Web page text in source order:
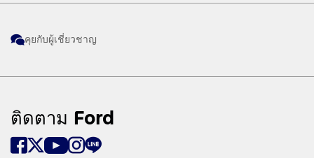
คุยกับผู้เชี่ยวชาญ
ติดตาม Ford